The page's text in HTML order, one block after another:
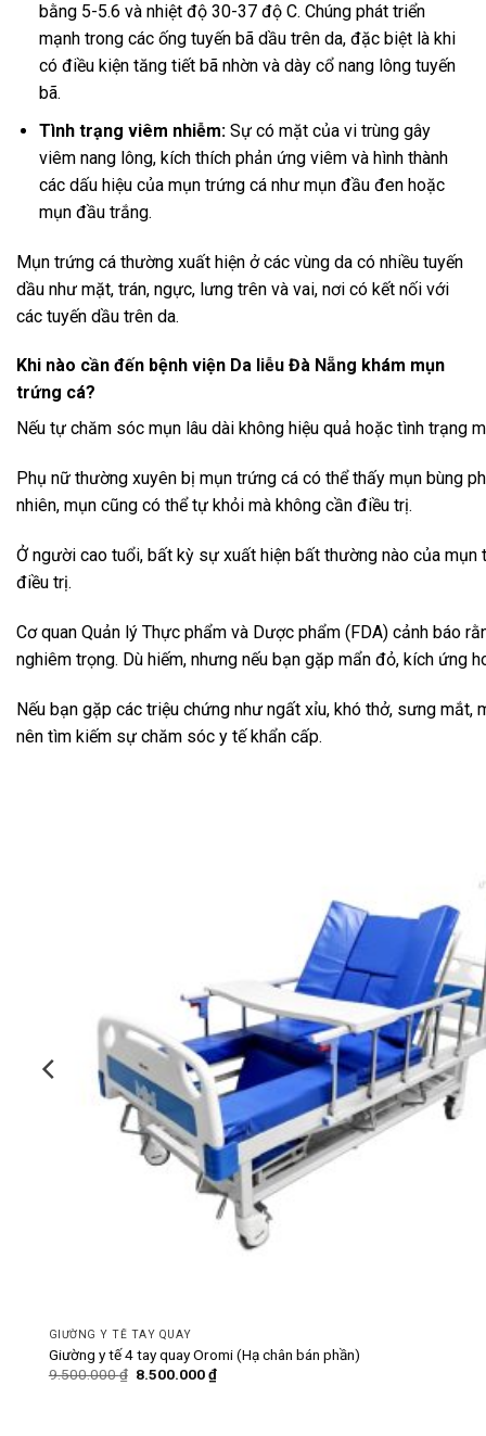
bằng 5-5.6 và nhiệt độ 30-37 độ C. Chúng phát triển
mạnh trong các ống tuyến bã dầu trên da, đặc biệt là khi
có điều kiện tăng tiết bã nhờn và dày cổ nang lông tuyến
bã.
Tình trạng viêm nhiễm:Sự có mặt của vi trùng gây
viêm nang lông, kích thích phản ứng viêm và hình thành
các dấu hiệu của mụn trứng cá như mụn đầu đen hoặc
mụn đầu trắng.
Mụn trứng cá thường xuất hiện ở các vùng da có nhiều tuyến
dầu như mặt, trán, ngực, lưng trên và vai, nơi có kết nối với
các tuyến dầu trên da.
Khi nào cần đến bệnh viện Da liễu Đà Nẵng khám mụn
trứng cá?
Nếu tự chăm sóc mụn lâu dài không hiệu quả hoặc tình trạng
Phụ nữ thường xuyên bị mụn trứng cá có thể thấy mụn bùng
nhiên, mụn cũng có thể tự khỏi mà không cần điều trị.
Ở người cao tuổi, bất kỳ sự xuất hiện bất thường nào của
điều trị.
Cơ quan Quản lý Thực phẩm và Dược phẩm (FDA) cảnh báo
nghiêm trọng. Dù hiếm, nhưng nếu bạn gặp mẩn đỏ, kích ứng
Nếu bạn gặp các triệu chứng như ngất xỉu, khó thở, sưng
nên tìm kiếm sự chăm sóc y tế khẩn cấp.
GIƯỜNG Y TẾ TAY QUAY
Giường y tế 4 tay quay Oromi (Hạ chân bán phần)
9.500.000₫ Giá
8.500.000₫Giá
hiện